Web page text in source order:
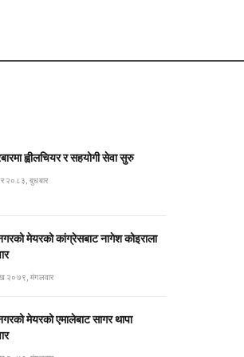
ह्वीलचियर र सहयोगी सेवा सुरु
२०८३, बुधबार
मेयरको कांग्रेसबाट नागेश कोइराला
२०७९, मंगलवार
मेयरको एमालेबाट सागर थापा